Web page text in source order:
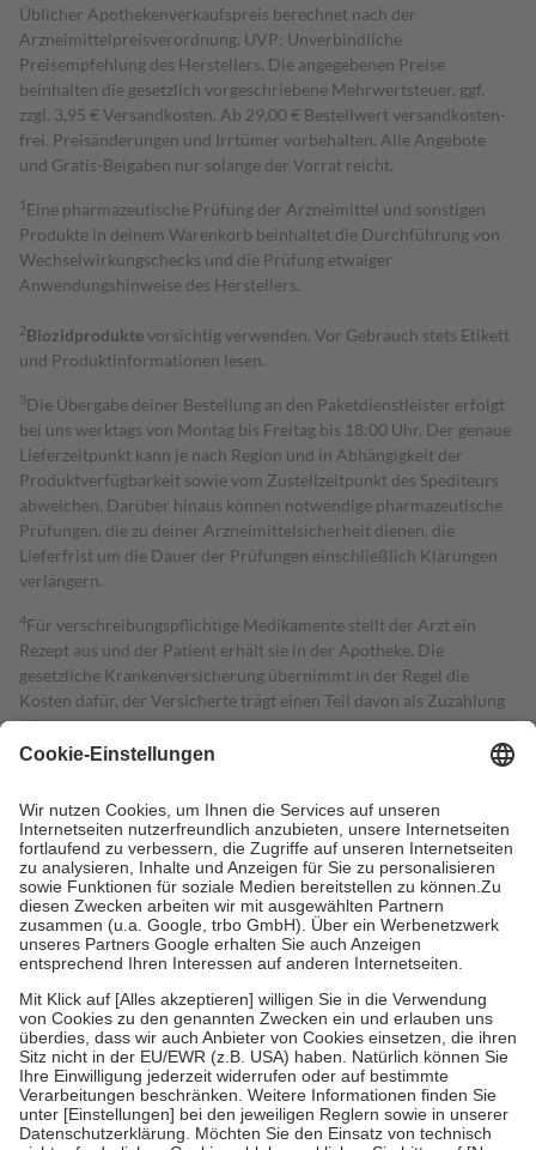
Üblicher Apothekenverkaufspreis berechnet nach der
Arzneimittelpreisverordnung. UVP: Unverbindliche
Preisempfehlung des Herstellers. Die angegebenen Preise
beinhalten die gesetzlich vorgeschriebene Mehrwertsteuer, ggf.
zzgl. 3,95 € Versandkosten. Ab 29,00 € Bestell­wert versand­kosten­
frei. Preisänderungen und Irrtümer vorbehalten. Alle Angebote
und Gratis-Beigaben nur solange der Vorrat reicht.
1 Eine pharmazeutische Prüfung der Arzneimittel und sonstigen
Produkte in deinem Warenkorb beinhaltet die Durchführung von
Wechselwirkungschecks und die Prüfung etwaiger
Anwendungshinweise des Herstellers.
2Biozidproduktevorsichtig verwenden. Vor Gebrauch stets Etikett
und Produktinformationen lesen.
3Die Übergabe deiner Bestellung an den Paketdienstleister erfolgt
bei uns werktags von Montag bis Freitag bis 18:00 Uhr. Der genaue
Lieferzeitpunkt kann je nach Region und in Abhängigkeit der
Produktverfügbarkeit sowie vom Zustellzeitpunkt des Spediteurs
abweichen. Darüber hinaus können notwendige pharmazeutische
Prüfungen, die zu deiner Arzneimittelsicherheit dienen, die
Lieferfrist um die Dauer der Prüfungen einschließlich Klärungen
verlängern.
4Für verschreibungspflichtige Medikamente stellt der Arzt ein
Rezept aus und der Patient erhält sie in der Apotheke. Die
gesetzliche Krankenversicherung übernimmt in der Regel die
Kosten dafür, der Versicherte trägt einen Teil davon als Zuzahlung
mit.
Grundsätzlich leisten Mitglieder Zuzahlungen in Höhe von zehn
höchstens zehn Euro.
Es sind jedoch nie mehr als die tatsächlichen
Kosten der Leistung zu entrichten.
Diese Regeln gelten grundsätzlich auch für Online-Apotheken.
Bei Heilmitteln und häuslicher Krankenpflege beträgt die
Zuzahlung zehn Prozent der Kosten sowie zehn Euro je
Verordnung.
Um das Engagement der Versicherten für ihre eigene Gesundheit zu
stärken und die besondere Stellung der Familie zu unterstützen,
fallenkeine Zuzahlungenan bei:
• Kindern und Jugendlichen bis zum vollendeten 18. Lebensjahr
mit Ausnahme der Fahrkosten
• Untersuchungen zur Vorsorge und Früherkennung, die von der
GKV getragen werden
• empfohlenen Schutzimpfungen